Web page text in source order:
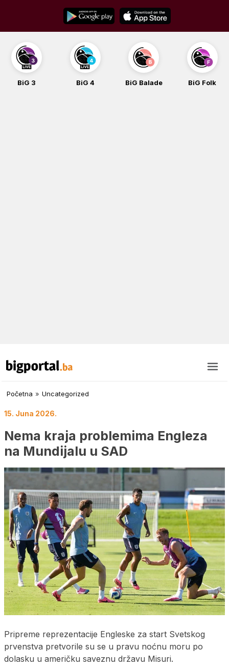
content
BiG 4 BiG Balade BiG Folk BiG iG
Početna » Uncategorized
15. Juna 2026.
Nema kraja problemima Engleza
na Mundijalu u SAD
Pripreme reprezentacije Engleske za start Svetskog
prvenstva pretvorile su se u pravu noćnu moru po
dolasku u američku saveznu državu Misuri.